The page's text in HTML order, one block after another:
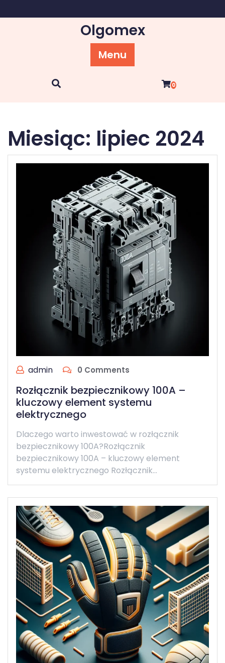
to
Olgomex
Menu
0
Miesiąc: lipiec 2024
admin 0 Comments
Rozłącznik bezpiecznikowy 100A –
kluczowy element systemu
elektrycznego
Dlaczego warto inwestować w rozłącznik
bezpiecznikowy 100A?Rozłącznik
bezpiecznikowy 100A – kluczowy element
systemu elektrycznego Rozłącznik…